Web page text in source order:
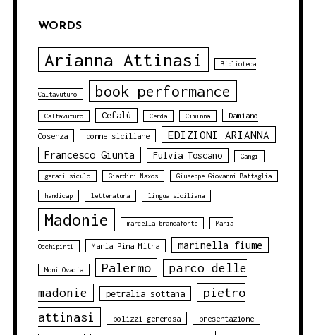
WORDS
Arianna Attinasi Biblioteca
Caltavuturo book performance
Caltavuturo Cefalù Cerda Ciminna Damiano
Cosenza donne siciliane EDIZIONI ARIANNA
Francesco Giunta Fulvia Toscano Gangi
geraci siculo Giardini Naxos Giuseppe Giovanni Battaglia
handicap letteratura lingua siciliana
Madonie marcella brancaforte Maria
Occhipinti Maria Pina Mitra marinella fiume
Moni Ovadia Palermo
parco delle
madonie
petralia sottana
pietro
attinasi
polizzi generosa presentazione